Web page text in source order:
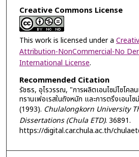
Creative Commons License
This work is licensed under a
Attribution-NonCommercial-No
International License.
Recommended Citation
รัชธร, อุไรวรรณ, "การผลิตเอนไซม์ไซโคล
ทรานเฟอเรสในถังหมัก และการตรึงเอนไ
(1993). Chulalongkorn University
Dissertations (Chula ETD). 36891.
https://digital.car.chula.ac.th/